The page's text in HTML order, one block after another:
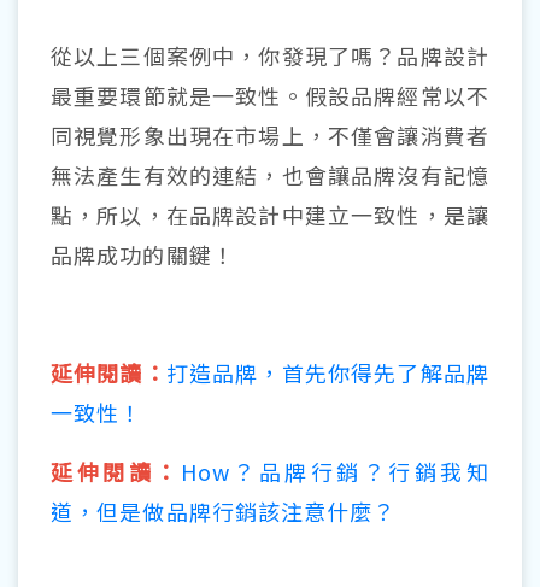
從以上三個案例中，你發現了嗎？品牌設計
最重要環節就是一致性。假設品牌經常以不
同視覺形象出現在市場上，不僅會讓消費者
無法產生有效的連結，也會讓品牌沒有記憶
點，所以，在品牌設計中建立一致性，是讓
品牌成功的關鍵！
延伸閱讀： 打造品牌，首先你得先了解品牌
一致性！
延伸閱讀： How？品牌行銷？行銷我知
道，但是做品牌行銷該注意什麼？